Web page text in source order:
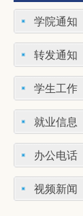
学院通知
转发通知
学生工作
就业信息
办公电话
视频新闻